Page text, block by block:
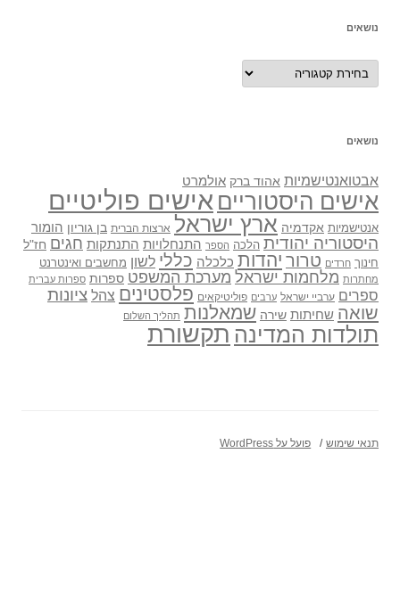
נושאים
נושאים
נושאים
אבטואנטישמיות אהוד ברק אולמרט
אישים היסטורייםאישים פוליטיים
אנטישמיות אקדמיה ארץ ישראל ארצות הברית בן גוריון הומור
היסטוריה יהודית הלכה הספר התנחלויות התנתקות חגים חז"ל
חינוך חרדים טרוריהדות כלכלה כללי לשון מחשבים ואינטרנט
מחתרות מלחמות ישראל מערכת המשפט ספרות ספרות עברית
ספרים ערביי ישראל ערבים פוליטיקאים פלסטינים צהל ציונות
שואה שחיתות שירה שמאלנות תהליך השלום
תולדות המדינהתקשורת
תנאי שימוש פועל על WordPress